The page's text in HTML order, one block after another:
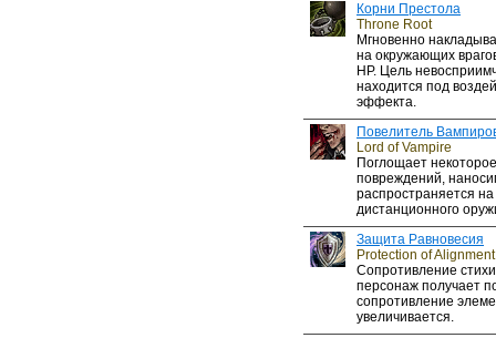
Корни Престола
Throne Root
Мгновенно
на окружающих
HP. Цель
находится под
эффекта.
Повелитель
Lord of Vampire
Поглощает
повреждений,
распространяется
дистанционного
Защита Равновесия
Protection of Alignment
Сопротивление
персонаж получает
сопротивление
увеличивается.